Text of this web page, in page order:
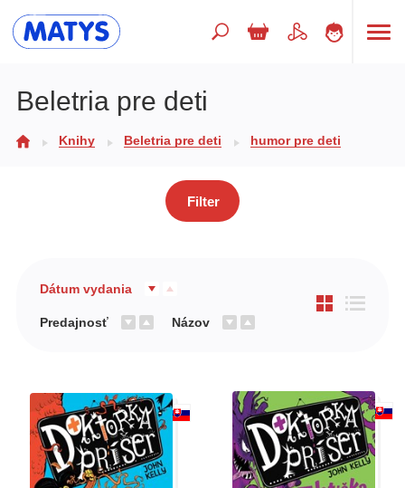
Populárno - náučné pre deti
Predškoláci
Všetky kategórie
Beletria pre deti
Knihy Beletria pre deti humor pre deti
Filter
Dátum vydania
Predajnosť Názov